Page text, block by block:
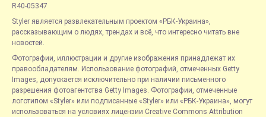
R40-05347
Styler является развлекательным проектом «РБК-Украина»,
рассказывающим о людях, трендах и всё, что интересно читать вне
новостей.
Фотографии, иллюстрации и другие изображения принадлежат их
правообладателям. Использование фотографий, отмеченных Getty
Images, допускается исключительно при наличии письменного
разрешения фотоагентства Getty Images. Фотографии, отмеченные
логотипом «Styler» или подписанные «Styler» или «РБК-Украина», могут
использоваться на условиях лицензии Creative Commons Attribution